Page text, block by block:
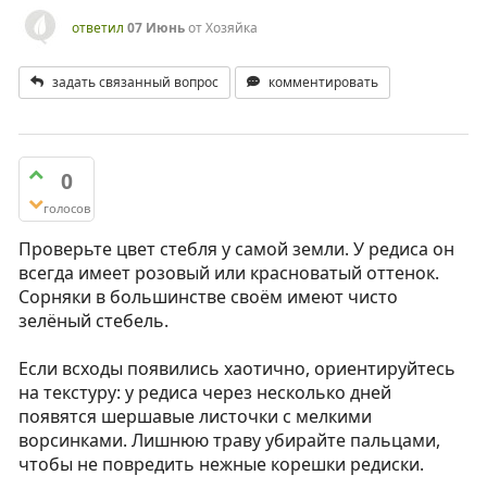
ответил 07 ИюньотХозяйка
задать связанный вопрос комментировать
0
голосов
Проверьте цвет стебля у самой земли. У редиса он
всегда имеет розовый или красноватый оттенок.
Сорняки в большинстве своём имеют чисто
зелёный стебель.
Если всходы появились хаотично, ориентируйтесь
на текстуру: у редиса через несколько дней
появятся шершавые листочки с мелкими
ворсинками. Лишнюю траву убирайте пальцами,
чтобы не повредить нежные корешки редиски.